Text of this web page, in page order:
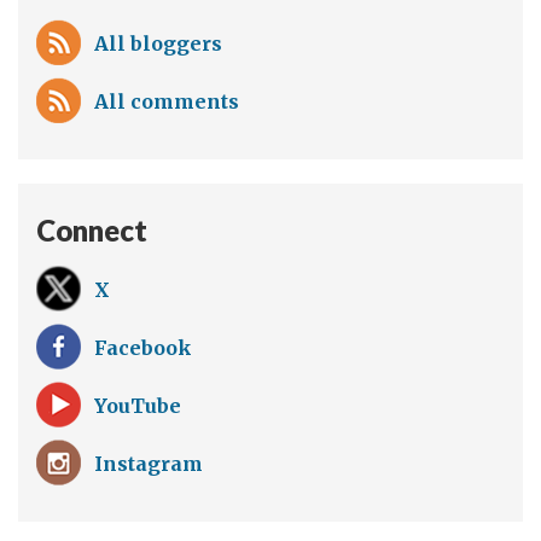
All bloggers
All comments
Connect
X
Facebook
YouTube
Instagram